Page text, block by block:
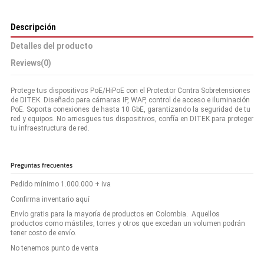
Descripción
Detalles del producto
Reviews(0)
Protege tus dispositivos PoE/HiPoE con el Protector Contra Sobretensiones
de DITEK. Diseñado para cámaras IP, WAP, control de acceso e iluminación
PoE. Soporta conexiones de hasta 10 GbE, garantizando la seguridad de tu
red y equipos. No arriesgues tus dispositivos, confía en DITEK para proteger
tu infraestructura de red.
Preguntas frecuentes
Pedido mínimo 1.000.000 + iva
Confirma inventario aquí
Envío gratis para la mayoría de productos en Colombia. Aquellos
productos como mástiles, torres y otros que excedan un volumen podrán
tener costo de envío.
No tenemos punto de venta